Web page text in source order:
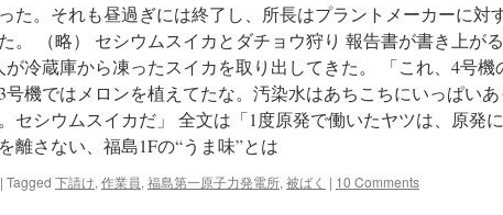
た。それも昼過ぎには終了し、所長はプラントメーカーに対
。 （略） セシウムスイカとダチョウ狩り 報告書が書き上が
が冷蔵庫から凍ったスイカを取り出してきた。 「これ、4号機
号機ではメロンを植えてたな。汚染水はあちこちにいっぱいあ
セシウムスイカだ」 全文は「1度原発で働いたヤツは、原発
さない、福島1Fの“うま味”とは
| Tagged 下請け, 作業員, 福島第一原子力発電所, 被ばく | 10 Comments